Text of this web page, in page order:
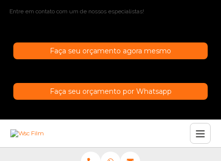
Entre em contato com um de nossos especialistas!
Faça seu orçamento agora mesmo
Faça seu orçamento por Whatsapp